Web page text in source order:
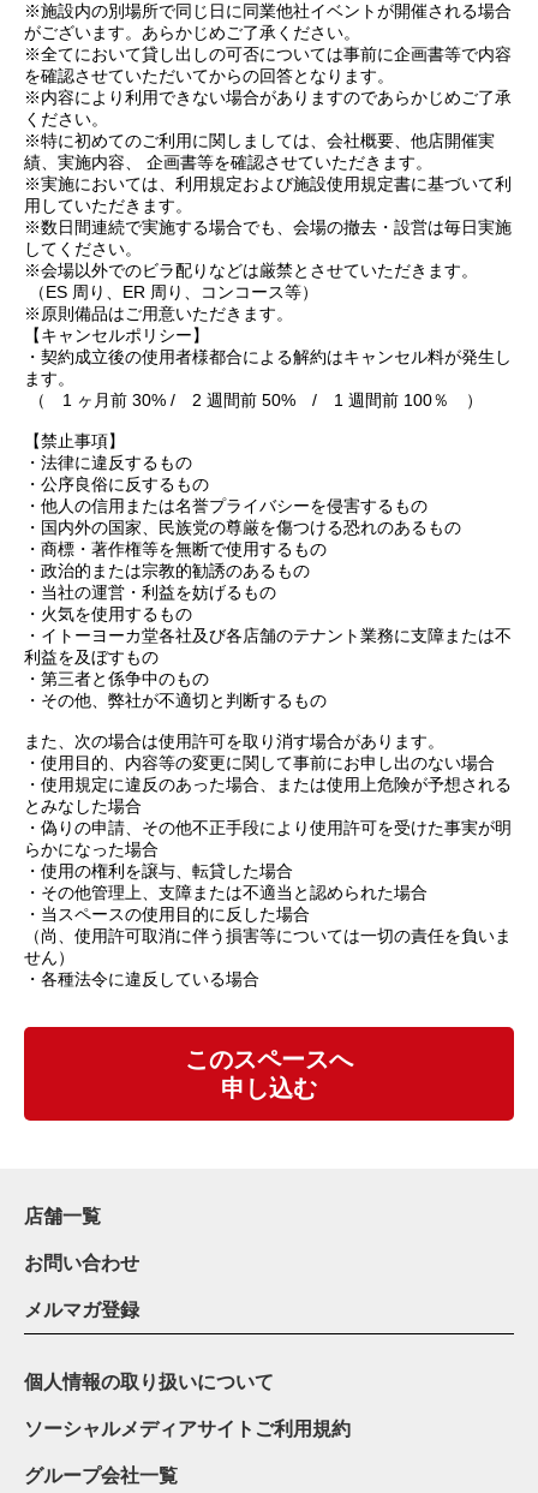
※施設内の別場所で同じ日に同業他社イベントが開催される場合
がございます。あらかじめご了承ください。
※全てにおいて貸し出しの可否については事前に企画書等で内容
を確認させていただいてからの回答となります。
※内容により利用できない場合がありますのであらかじめご了承
ください。
※特に初めてのご利用に関しましては、会社概要、他店開催実
績、実施内容、 企画書等を確認させていただきます。
※実施においては、利用規定および施設使用規定書に基づいて利
用していただきます。
※数日間連続で実施する場合でも、会場の撤去・設営は毎日実施
してください。
※会場以外でのビラ配りなどは厳禁とさせていただきます。
（ES 周り、ER 周り、コンコース等）
※原則備品はご用意いただきます。
【キャンセルポリシー】
・契約成立後の使用者様都合による解約はキャンセル料が発生し
ます。
（ 1 ヶ月前 30% / 2 週間前 50% / 1 週間前 100％ ）
【禁止事項】
・法律に違反するもの
・公序良俗に反するもの
・他人の信用または名誉プライバシーを侵害するもの
・国内外の国家、民族党の尊厳を傷つける恐れのあるもの
・商標・著作権等を無断で使用するもの
・政治的または宗教的勧誘のあるもの
・当社の運営・利益を妨げるもの
・火気を使用するもの
・イトーヨーカ堂各社及び各店舗のテナント業務に支障または不
利益を及ぼすもの
・第三者と係争中のもの
・その他、弊社が不適切と判断するもの
また、次の場合は使用許可を取り消す場合があります。
・使用目的、内容等の変更に関して事前にお申し出のない場合
・使用規定に違反のあった場合、または使用上危険が予想される
とみなした場合
・偽りの申請、その他不正手段により使用許可を受けた事実が明
らかになった場合
・使用の権利を譲与、転貸した場合
・その他管理上、支障または不適当と認められた場合
・当スペースの使用目的に反した場合
（尚、使用許可取消に伴う損害等については一切の責任を負いま
せん）
・各種法令に違反している場合
このスペースへ
申し込む
店舗一覧
お問い合わせ
メルマガ登録
個人情報の取り扱いについて
ソーシャルメディアサイトご利用規約
グループ会社一覧